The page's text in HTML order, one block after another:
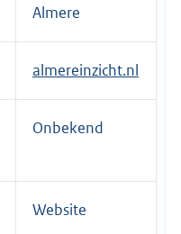
l
i
n
Almere
almereinzicht.nl
Onbekend
Website